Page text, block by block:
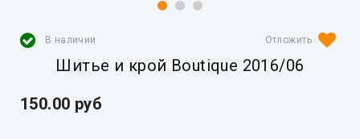
В наличии
Шитье и крой Boutique 2016/06
150.00 руб